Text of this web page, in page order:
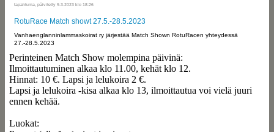
tapahtuma, päivitetty 9.3.2023 klo 18:26
RotuRace Match showt 27.5.-28.5.2023
Vanhaenglanninlammaskoirat ry järjestää Match Shown RotuRacen yhteydessä
27.-28.5.2023
Perinteinen Match Show molempina päivinä:
Ilmoittautuminen alkaa klo 11.00, kehät klo 12.
Hinnat: 10 €. Lapsi ja lelukoira 2 €.
Lapsi ja lelukoira -kisa alkaa klo 13, ilmoittautua voi vielä juuri
ennen kehää.
Luokat: